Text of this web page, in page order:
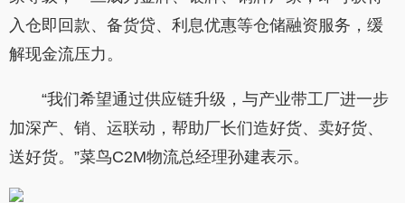
入仓即回款、备货贷、利息优惠等仓储融资服务，缓
解现金流压力。
“我们希望通过供应链升级，与产业带工厂进一步
加深产、销、运联动，帮助厂长们造好货、卖好货、
送好货。”菜鸟C2M物流总经理孙建表示。